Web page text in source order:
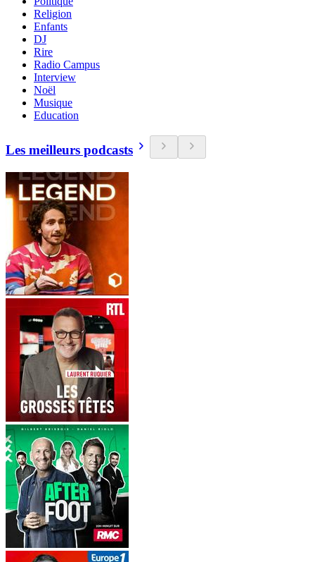
Religion
Enfants
DJ
Rire
Radio Campus
Interview
Noël
Musique
Education
Les meilleurs podcasts